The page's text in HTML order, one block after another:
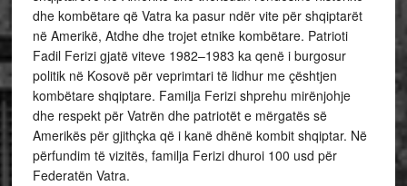
dhe kombëtare që Vatra ka pasur ndër vite për shqiptarët
në Amerikë, Atdhe dhe trojet etnike kombëtare. Patrioti
Fadil Ferizi gjatë viteve 1982–1983 ka qenë i burgosur
politik në Kosovë për veprimtari të lidhur me çështjen
kombëtare shqiptare. Familja Ferizi shprehu mirënjohje
dhe respekt për Vatrën dhe patriotët e mërgatës së
Amerikës për gjithçka që i kanë dhënë kombit shqiptar. Në
përfundim të vizitës, familja Ferizi dhuroi 100 usd për
Federatën Vatra.